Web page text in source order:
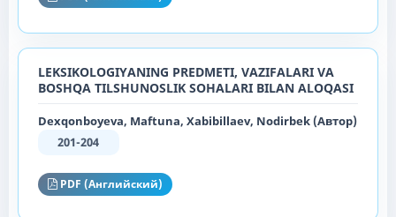
LEKSIKOLOGIYANING PREDMETI, VAZIFALARI VA
BOSHQA TILSHUNOSLIK SOHALARI BILAN ALOQASI
Dexqonboyeva, Maftuna, Xabibillaev, Nodirbek (Автор)
201-204
PDF (Английский)